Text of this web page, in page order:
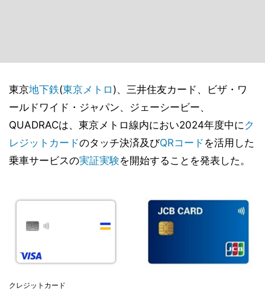
東京地下鉄(東京メトロ )、三井住友カード、ビザ・ワ
ールドワイド・ジャパン、ジェーシービー、
QUADRACは、東京メトロ線内におい2024年度中にク
レジットカードのタッチ決済及びQRコード を活用した
乗車サービスの実証実験を開始することを発表した。
クレジットカード